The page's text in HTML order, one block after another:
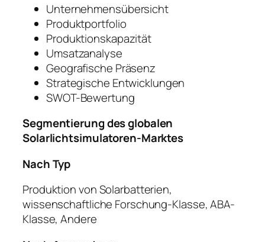
Unternehmensübersicht
Produktportfolio
Produktionskapazität
Umsatzanalyse
Geografische Präsenz
Strategische Entwicklungen
SWOT-Bewertung
Segmentierung des globalen
Solarlichtsimulatoren-Marktes
Nach Typ
Produktion von Solarbatterien,
wissenschaftliche Forschung-Klasse, ABA-
Klasse, Andere